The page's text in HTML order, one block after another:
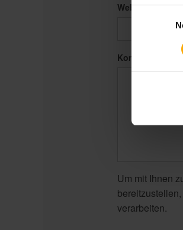
Website
Kommentar
Um mit Ihnen
verarbeiten.